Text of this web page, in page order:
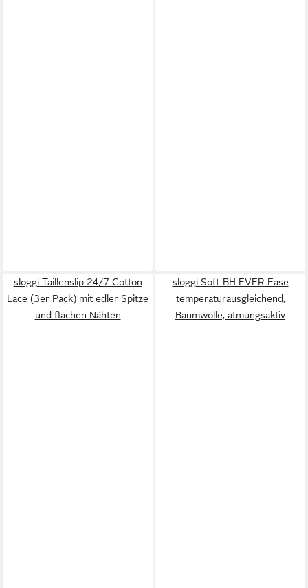
sloggi Taillenslip 24/7 Cotton
Lace (3er Pack) mit edler Spitze
und flachen Nähten
sloggi Soft-BH EVER Ease
temperaturausgleichend,
Baumwolle, atmungsaktiv